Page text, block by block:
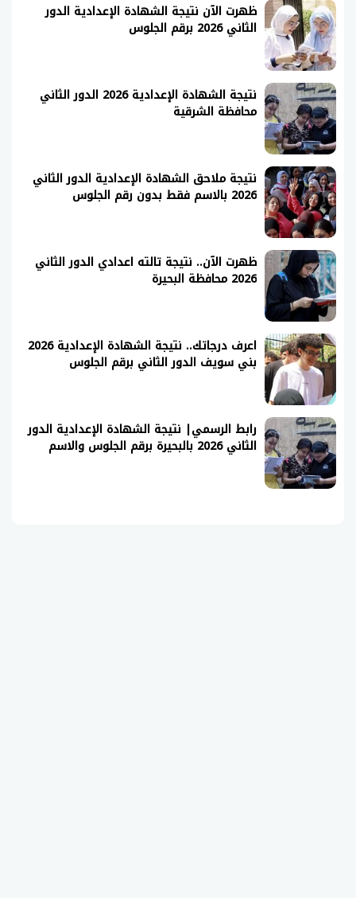
ظهرت الآن نتيجة الشهادة الإعدادية الدور
الثاني 2026 برقم الجلوس
نتيجة الشهادة الإعدادية 2026 الدور الثاني
محافظة الشرقية
نتيجة ملاحق الشهادة الإعدادية الدور الثاني
2026 بالاسم فقط بدون رقم الجلوس
ظهرت الآن.. نتيجة تالته اعدادي الدور الثاني
2026 محافظة البحيرة
اعرف درجاتك.. نتيجة الشهادة الإعدادية 2026
بني سويف الدور الثاني برقم الجلوس
رابط الرسمي| نتيجة الشهادة الإعدادية الدور
الثاني 2026 بالبحيرة برقم الجلوس والاسم